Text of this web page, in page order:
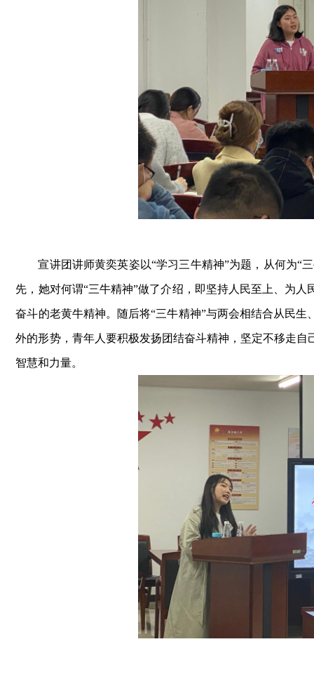
宣讲团讲师黄奕英姿以“学习三牛精神”为题，从何为“
先，她对何谓“三牛精神”做了介绍，即坚持人民至上、为
奋斗的老黄牛精神。随后将“三牛精神”与两会相结合从民
外的形势，青年人要积极发扬团结奋斗精神，坚定不移走自
智慧和力量。